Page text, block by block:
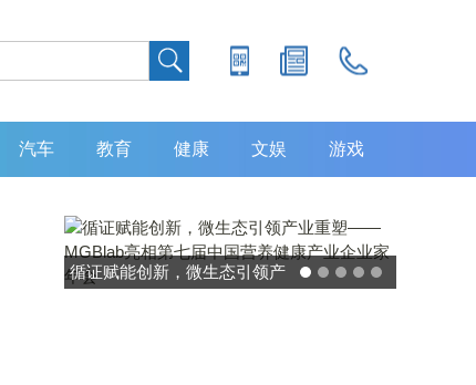
汽车 教育 健康 文娱 游戏
循证赋能创新，微生态引领产
灵敏度超 80% 特异